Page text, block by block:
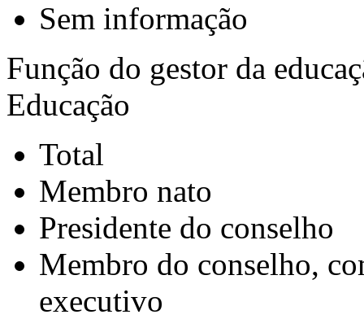
Sem informação
Função do gestor da
Educação
Total
Membro nato
Presidente do conselho
Membro do conselho,
executivo